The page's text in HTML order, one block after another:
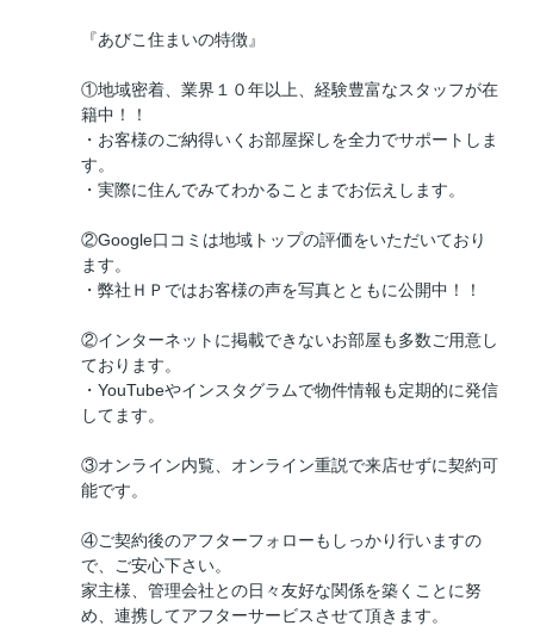
『あびこ住まいの特徴』
①地域密着、業界１０年以上、経験豊富なスタッフが在
籍中！！
・お客様のご納得いくお部屋探しを全力でサポートしま
す。
・実際に住んでみてわかることまでお伝えします。
②Google口コミは地域トップの評価をいただいており
ます。
・弊社ＨＰではお客様の声を写真とともに公開中！！
②インターネットに掲載できないお部屋も多数ご用意し
ております。
・YouTubeやインスタグラムで物件情報も定期的に発信
してます。
③オンライン内覧、オンライン重説で来店せずに契約可
能です。
④ご契約後のアフターフォローもしっかり行いますの
で、ご安心下さい。
家主様、管理会社との日々友好な関係を築くことに努
め、連携してアフターサービスさせて頂きます。